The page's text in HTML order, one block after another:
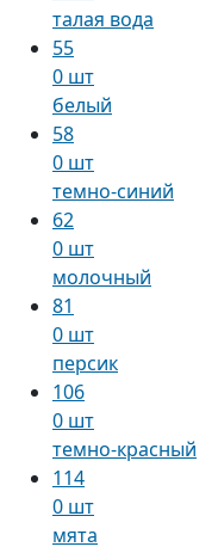
талая вода
55
0 шт
белый
58
0 шт
темно-синий
62
0 шт
молочный
81
0 шт
персик
106
0 шт
темно-красный
114
0 шт
мята